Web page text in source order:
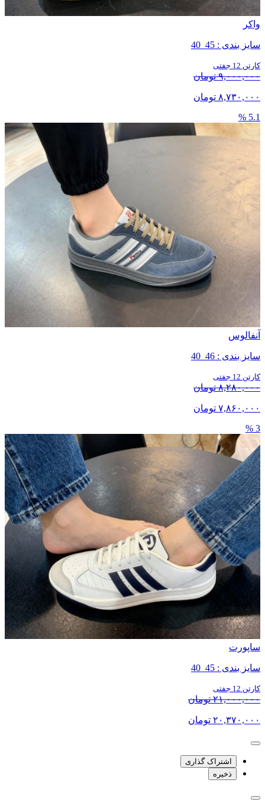
واکر
سایز بندی : 45_40
کارتن 12 جفتی
۹,۰۰۰,۰۰۰ تومان
۸,۷۳۰,۰۰۰ تومان
5.1 %
آنفالوس
سایز بندی : 46_40
کارتن 12 جفتی
۸,۲۸۰,۰۰۰ تومان
۷,۸۶۰,۰۰۰ تومان
3 %
ساپورت
سایز بندی : 45_40
کارتن 12 جفتی
۲۱,۰۰۰,۰۰۰ تومان
۲۰,۳۷۰,۰۰۰ تومان
اشتراک گذاری
ذخیره